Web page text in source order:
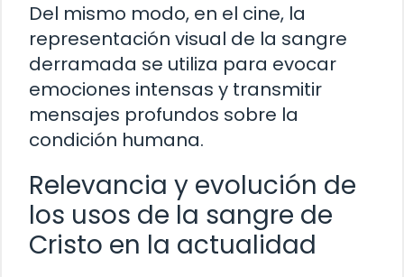
Del mismo modo, en el cine, la
representación visual de la sangre
derramada se utiliza para evocar
emociones intensas y transmitir
mensajes profundos sobre la
condición humana.
Relevancia y evolución de
los usos de la sangre de
Cristo en la actualidad